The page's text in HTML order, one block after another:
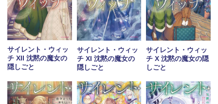
サイレント・ウィッ
チ XII 沈黙の魔女の
隠しごと
サイレント・ウィッ
チ XI 沈黙の魔女の
隠しごと
サイレント・ウィッ
チ X 沈黙の魔女の隠
しごと